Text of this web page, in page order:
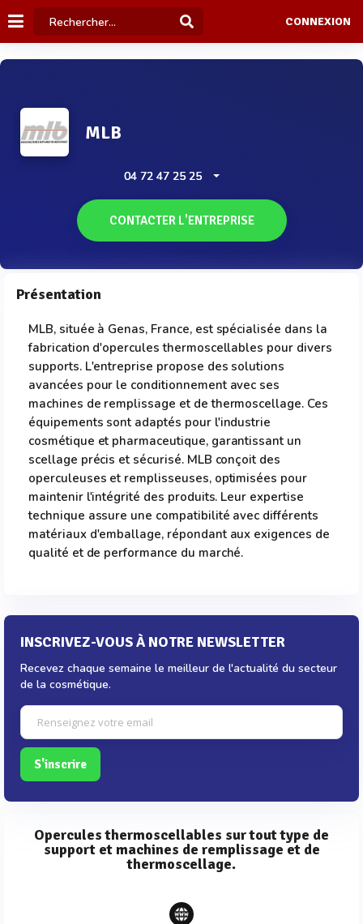
CONNEXION
MLB
04 72 47 25 25
CONTACTER L'ENTREPRISE
Présentation
MLB, située à Genas, France, est spécialisée dans la
fabrication d'opercules thermoscellables pour divers
supports. L'entreprise propose des solutions
avancées pour le conditionnement avec ses
machines de remplissage et de thermoscellage. Ces
équipements sont adaptés pour l'industrie
cosmétique et pharmaceutique, garantissant un
scellage précis et sécurisé. MLB conçoit des
operculeuses et remplisseuses, optimisées pour
maintenir l'intégrité des produits. Leur expertise
technique assure une compatibilité avec différents
matériaux d'emballage, répondant aux exigences de
qualité et de performance du marché.
INSCRIVEZ-VOUS À NOTRE NEWSLETTER
Recevez chaque semaine le meilleur de l'actualité du secteur
de la cosmétique.
S'inscrire
Opercules thermoscellables sur tout type de
support et machines de remplissage et de
thermoscellage.